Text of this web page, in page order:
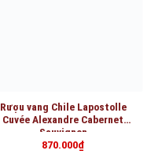
Rượu vang Chile Lapostolle
Cuvée Alexandre Cabernet
Sauvignon
870.000₫